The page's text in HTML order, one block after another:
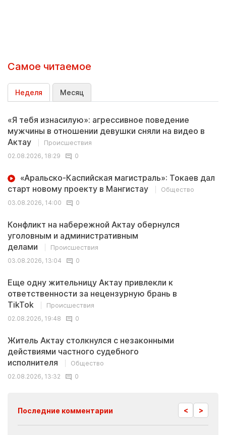
Самое читаемое
Неделя Месяц
«Я тебя изнасилую»: агрессивное поведение
мужчины в отношении девушки сняли на видео в
Актау
Происшествия
02.08.2026, 18:29
0
«Аральско-Каспийская магистраль»: Токаев дал
старт новому проекту в Мангистау
Общество
03.08.2026, 14:00
0
Конфликт на набережной Актау обернулся
уголовным и административным
делами
Происшествия
03.08.2026, 13:04
0
Еще одну жительницу Актау привлекли к
ответственности за нецензурную брань в
TikTok
Происшествия
02.08.2026, 19:48
0
Житель Актау столкнулся с незаконными
действиями частного судебного
исполнителя
Общество
02.08.2026, 13:32
0
Последние комментарии < >